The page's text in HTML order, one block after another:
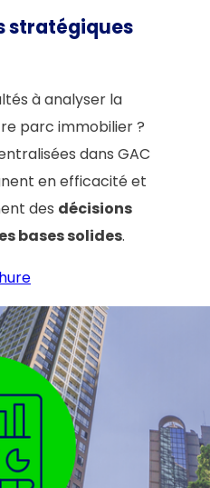
stratégiques
à analyser la
parc immobilier ?
dans GAC
en efficacité et
des décisions
bases solides.